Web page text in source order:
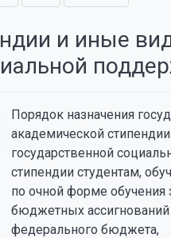
и иные
Порядок назначения
академической
государственной
стипендии студентам,
по очной форме обучения
бюджетных ассигнований
федерального бюджета,